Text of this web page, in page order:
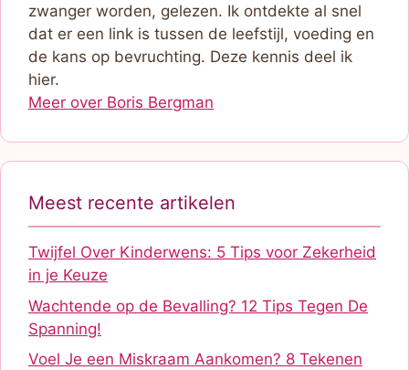
zwanger worden, gelezen. Ik ontdekte al snel
dat er een link is tussen de leefstijl, voeding en
de kans op bevruchting. Deze kennis deel ik
hier.
Meer over Boris Bergman
Meest recente artikelen
Twijfel Over Kinderwens: 5 Tips voor Zekerheid
in je Keuze
Wachtende op de Bevalling? 12 Tips Tegen De
Spanning!
Voel Je een Miskraam Aankomen? 8 Tekenen